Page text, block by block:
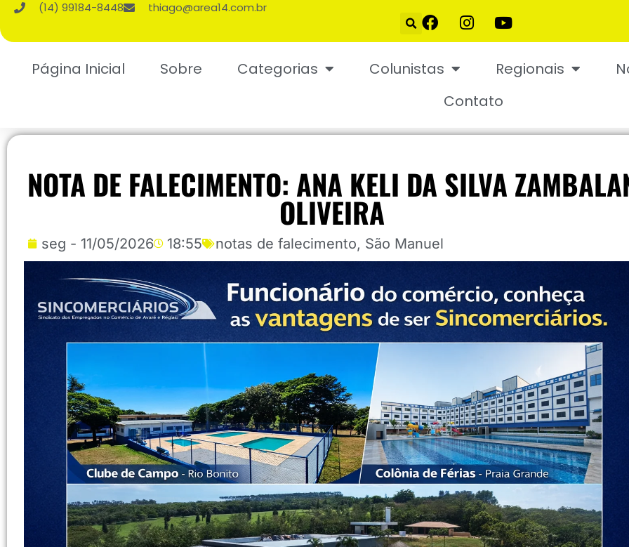
(14) 99184-8448 thiago@area14.com.br
Página Inicial Sobre Categorias Colunistas Regionais
Contato
NOTA DE FALECIMENTO: ANA KELI DA SILVA
OLIVEIRA
seg - 11/05/2026 18:55 notas de falecimento, São Manuel